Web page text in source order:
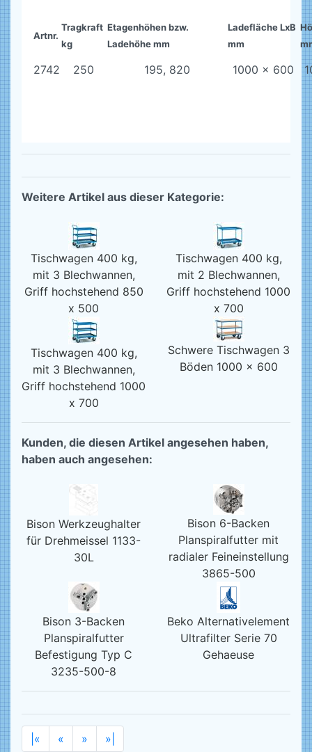
Artnr.
Tragkraft
kg
Etagenhöhen bzw.
Ladehöhe mm
Ladefläche LxB
mm
2742 250 195, 820 1000 x 600
Weitere Artikel aus dieser Kategorie:
Tischwagen 400 kg,
mit 3 Blechwannen,
Griff hochstehend 850
x 500
Tischwagen 400 kg,
mit 2 Blechwannen,
Griff hochstehend 1000
x 700
Tischwagen 400 kg,
mit 3 Blechwannen,
Griff hochstehend 1000
x 700
Schwere Tischwagen 3
Böden 1000 x 600
Kunden, die diesen Artikel angesehen haben,
haben auch angesehen:
Bison Werkzeughalter
für Drehmeissel 1133-
30L
Bison 6-Backen
Planspiralfutter mit
radialer Feineinstellung
3865-500
Bison 3-Backen
Planspiralfutter
Befestigung Typ C
3235-500-8
Beko Alternativelement
Ultrafilter Serie 70
Gehaeuse
|« « » »|